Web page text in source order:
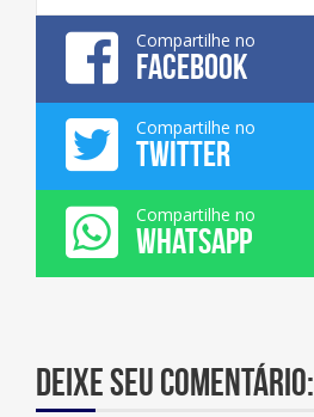
Compartilhe no
FACEBOOK
Compartilhe no
TWITTER
Compartilhe no
WHATSAPP
Deixe seu comentário: